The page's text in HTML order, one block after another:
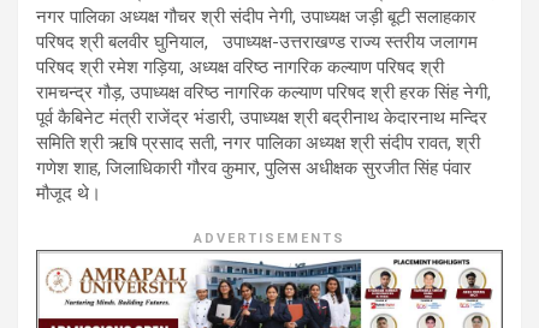
नगर पालिका अध्यक्ष गौचर श्री संदीप नेगी, उपाध्यक्ष जड़ी बूटी सलाहकार
परिषद श्री बलवीर घुनियाल, उपाध्यक्ष-उत्तराखण्ड राज्य स्तरीय जलागम
परिषद श्री रमेश गड़िया, अध्यक्ष वरिष्ठ नागरिक कल्याण परिषद श्री
रामचन्द्र गौड़, उपाध्यक्ष वरिष्ठ नागरिक कल्याण परिषद श्री हरक सिंह नेगी,
पूर्व कैबिनेट मंत्री राजेंद्र भंडारी, उपाध्यक्ष श्री बद्रीनाथ केदारनाथ मन्दिर
समिति श्री ऋषि प्रसाद सती, नगर पालिका अध्यक्ष श्री संदीप रावत, श्री
गणेश शाह, जिलाधिकारी गौरव कुमार, पुलिस अधीक्षक सुरजीत सिंह पंवार
मौजूद थे।
ADVERTISEMENTS